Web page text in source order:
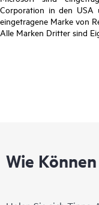
Corporation in den USA
eingetragene Marke von
Alle Marken Dritter sind
Wie